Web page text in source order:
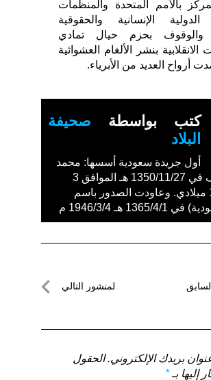
بالأمم المتحدة والمنظمات
الدولية الإنسانية والحقوقية
والوقوف بحزم حيال تمادي
الانقلابية بنشر الألغام العشوائية
أرواح العديد من الأبرياء.
كتب بواسطة صحيفة
البلاد
أول جريدة سعودية أسسها: محمد
صالح نصيف في 1350/11/27 هـ الموافق 3
أبريل 1932 ميلادي. وعاودت الصدور باسم
4/1 هـ 1946/3/4 م
لمنشور التالي
بريدك الإلكتروني. الحقول
إليها بـ*